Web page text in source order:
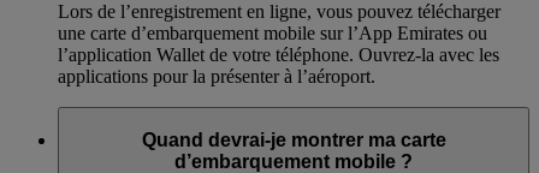
Lors de l’enregistrement en ligne, vous pouvez télécharger
une carte d’embarquement mobile sur l’App Emirates ou
l’application Wallet de votre téléphone. Ouvrez-la avec les
applications pour la présenter à l’aéroport.
Quand devrai-je montrer ma carte
d’embarquement mobile ?